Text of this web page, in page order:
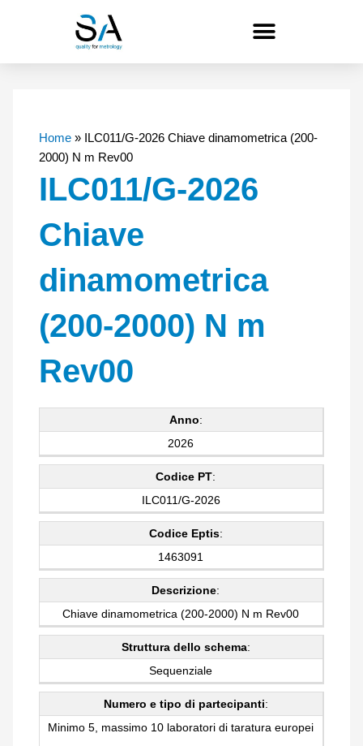
Home»
ILC011/G-2026 Chiave dinamometrica (200-
2000) N m Rev00
ILC011/G-2026
Chiave
dinamometrica
(200-2000) N m
Rev00
Anno:
2026
Codice PT:
ILC011/G-2026
Codice Eptis:
1463091
Descrizione:
Chiave dinamometrica (200-2000) N m Rev00
Struttura dello schema:
Sequenziale
Numero e tipo di partecipanti:
Minimo 5, massimo 10 laboratori di taratura europei